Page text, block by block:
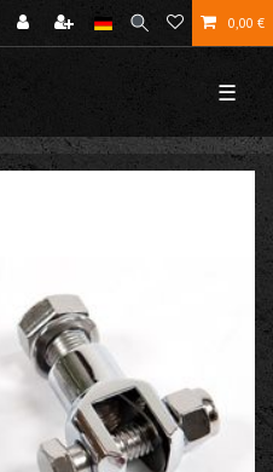
0,00 €
☰